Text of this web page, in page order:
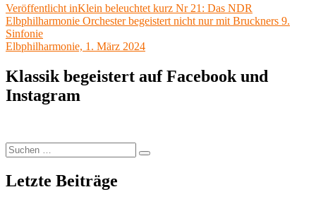
Beitragsnavigation
Veröffentlicht inKlein beleuchtet kurz Nr 21: Das NDR
Elbphilharmonie Orchester begeistert nicht nur mit Bruckners 9.
Sinfonie
Elbphilharmonie, 1. März 2024
Klassik begeistert auf Facebook und
Instagram
Suchen
nach:
Suchen
Letzte Beiträge